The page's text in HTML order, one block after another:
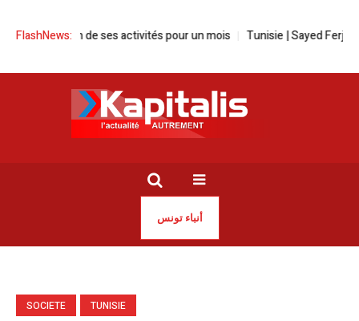
FlashNews:de ses activités pour un mois Tunisie | Sayed Ferjani
أنباء تونس
SOCIETE TUNISIE